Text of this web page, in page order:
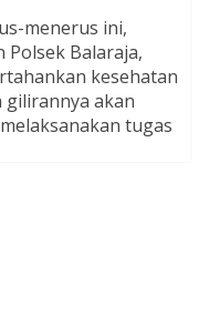
menerus ini,
Balaraja,
kesehatan
gilirannya akan
tugas